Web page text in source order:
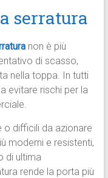
serratura
non è più
di scasso,
nella toppa. In tutti
evitare rischi per la
o difficili da azionare
moderni e resistenti,
di ultima
rende la porta più